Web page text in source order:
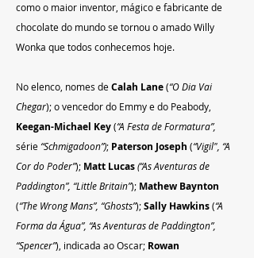
como o maior inventor, mágico e fabricante de
chocolate do mundo se tornou o amado Willy
Wonka que todos conhecemos hoje.
No elenco, nomes de Calah Lane (“O Dia Vai
Chegar); o vencedor do Emmy e do Peabody,
Keegan-Michael Key (“A Festa de Formatura”,
série “Schmigadoon”); Paterson Joseph (“Vigil", “A
Cor do Poder”); Matt Lucas(“As Aventuras de
Paddington”, “Little Britain”); Mathew Baynton
(“The Wrong Mans”, “Ghosts”); Sally Hawkins (“A
Forma da Água”, “As Aventuras de Paddington”,
“Spencer”), indicada ao Oscar; Rowan